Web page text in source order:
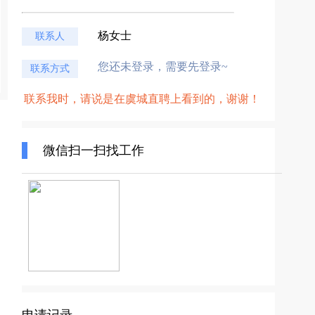
联系人 杨女士
联系方式 您还未登录，需要先登录~
联系我时，请说是在虞城直聘上看到的，谢谢！
微信扫一扫找工作